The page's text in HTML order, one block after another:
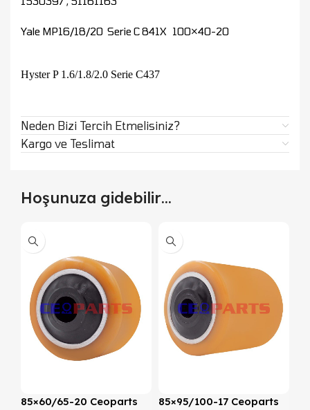
Yale MP16/18/20 Serie C 841X 100×40-20
Hyster P 1.6/1.8/2.0 Serie C437
Neden Bizi Tercih Etmelisiniz?
Kargo ve Teslimat
Hoşunuza gidebilir…
85×60/65-20 Ceoparts
85×95/100-17 Ceoparts